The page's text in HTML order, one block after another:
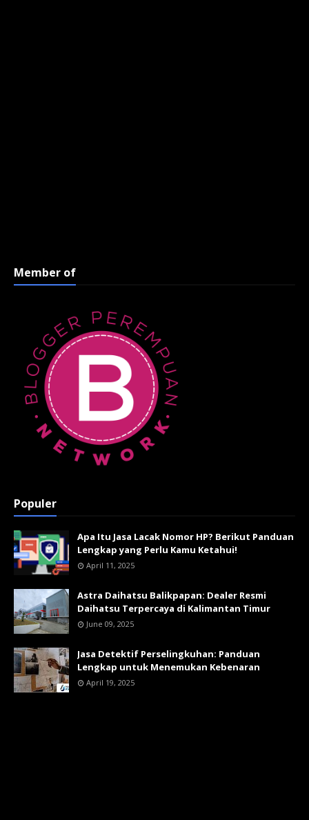
Member of
Populer
Apa Itu Jasa Lacak Nomor HP? Berikut Panduan
Lengkap yang Perlu Kamu Ketahui!
April 11, 2025
Astra Daihatsu Balikpapan: Dealer Resmi
Daihatsu Terpercaya di Kalimantan Timur
June 09, 2025
Jasa Detektif Perselingkuhan: Panduan
Lengkap untuk Menemukan Kebenaran
April 19, 2025